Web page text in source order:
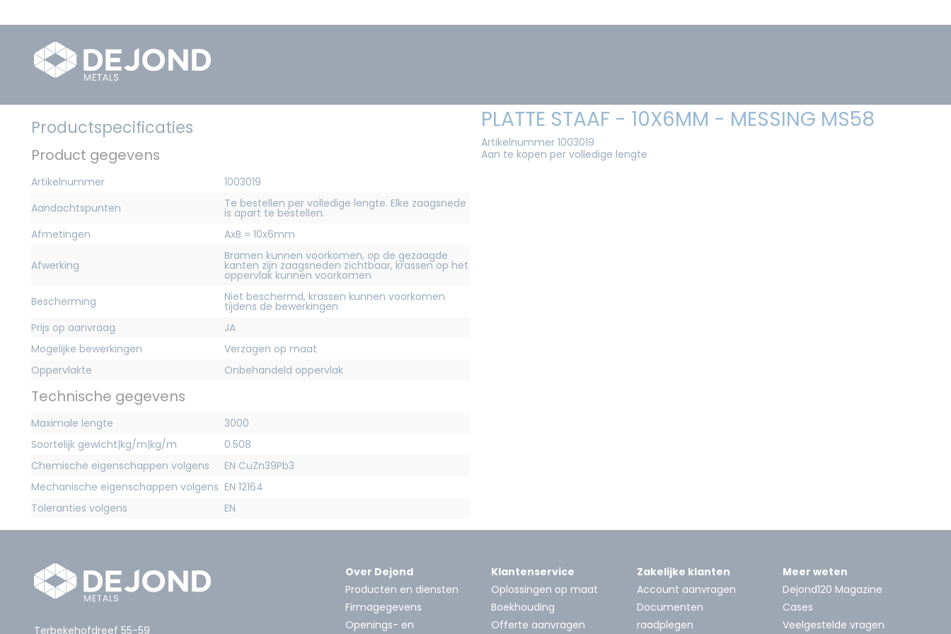
Productspecificaties
Product gegevens
Artikelnummer
1003019
Aandachtspunten
Te bestellen per volledige lengte. Elke zaagsnede
is apart te bestellen.
Afmetingen
AxB = 10x6mm
Afwerking
Bramen kunnen voorkomen, op de gezaagde
kanten zijn zaagsneden zichtbaar, krassen op het
oppervlak kunnen voorkomen
Bescherming
Niet beschermd, krassen kunnen voorkomen
tijdens de bewerkingen
Prijs op aanvraag
JA
Mogelijke bewerkingen
Verzagen op maat
Oppervlakte
Onbehandeld oppervlak
Technische gegevens
Maximale lengte
3000
Soortelijk gewicht|kg/m|kg/m
0.508
Chemische eigenschappen volgens
EN CuZn39Pb3
Mechanische eigenschappen volgens EN 12164
Toleranties volgens
EN
PLATTE STAAF - 10X6MM - MESSING MS58
Artikelnummer 1003019
Aan te kopen per volledige lengte
Terbekehofdreef 55-59
Over Dejond
Producten en diensten
Firmagegevens
Openings- en
Klantenservice
Oplossingen op maat
Boekhouding
Offerte aanvragen
Zakelijke klanten
Account aanvragen
Documenten
raadplegen
Meer weten
Dejond120 Magazine
Cases
Veelgestelde vragen